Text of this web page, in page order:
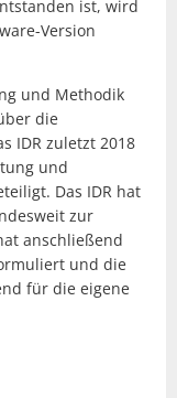
ist, wird
Version
und Methodik
die
IDR zuletzt 2018
und
Das IDR hat
zur
anschließend
und die
für die eigene